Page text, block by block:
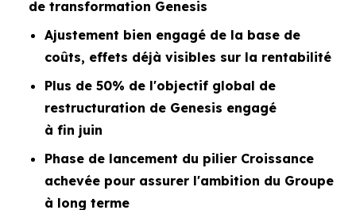
de transformation Genesis
Ajustement bien engagé de la base de
coûts, effets déjà visibles sur la rentabilité
Plus de 50% de l'objectif global de
restructuration de Genesis engagé
à fin juin
Phase de lancement du pilier Croissance
achevée pour assurer l'ambition du Groupe
à long terme